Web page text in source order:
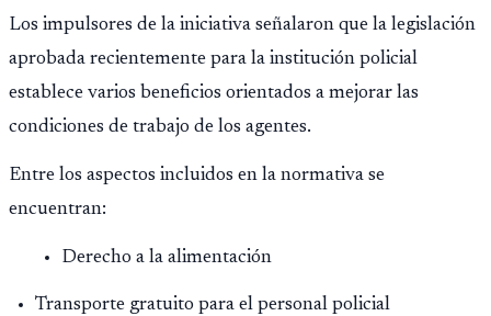
Montepío y 50 años de edad, o 20 años de servicio sin
importar edad.
Los impulsores de la iniciativa señalaron que la legislación
aprobada recientemente para la institución policial
establece varios beneficios orientados a mejorar las
condiciones de trabajo de los agentes.
Entre los aspectos incluidos en la normativa se
encuentran:
Derecho a la alimentación
Transporte gratuito para el personal policial